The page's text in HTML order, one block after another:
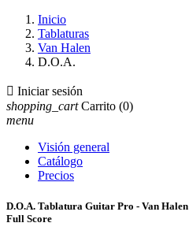
Inicio
Tablaturas
Van Halen
D.O.A.
 Iniciar sesión
shopping_cart Carrito (0)
menu
Visión general
Catálogo
Precios
D.O.A. Tablatura Guitar Pro - Van Halen
Full Score